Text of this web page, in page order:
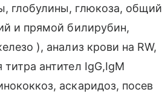
глобулины, глюкоза, общий
и прямой билирубин,
), анализ крови на RW,
антител IgG,IgM
аскаридоз, посев